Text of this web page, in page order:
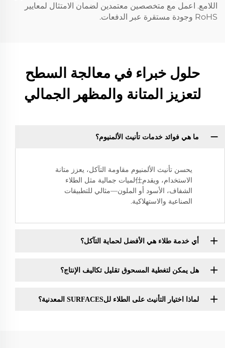
اللامع. اعمل مع متخصصين معتمدين لضمان الامتثال لمعايير
RoHS وجودة مستقرة عبر الدفعات.
حلول خبراء في معالجة السطح
لتعزيز المتانة والمظهر الجمالي
ما هي فوائد خدمات تأنيث الألمنيوم؟
يحسن تأنيث الألمنيوم مقاومة التآكل، يعزز متانة
الاستخدام، ويقدم仕لميات جمالية مثل الطلاء
الشفاف، الأسود أو الملون—مثالي للتطبيقات
الصناعية والاستهلاكية.
أي خدمة طلاء هي الأفضل لحماية التآكل؟
هل يمكن لتغطية المسحوق تقليل تكاليف الإنتاج؟
لماذا اختيار التأنيث على الطلاء للSURFACES المعدنية؟